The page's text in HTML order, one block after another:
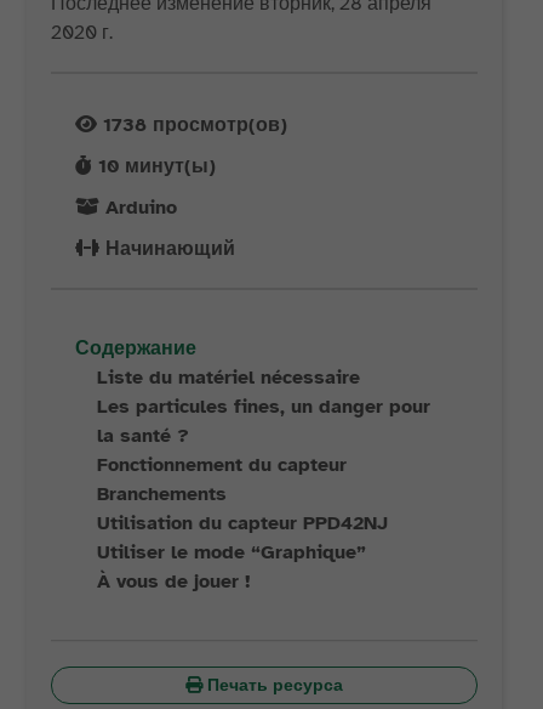
2020 г.
1738 просмотр(ов)
10 минут(ы)
Arduino
Начинающий
Содержание
Liste du matériel nécessaire
Les particules fines, un danger pour
la santé ?
Fonctionnement du capteur
Branchements
Utilisation du capteur PPD42NJ
Utiliser le mode “Graphique”
À vous de jouer !
Печать ресурса